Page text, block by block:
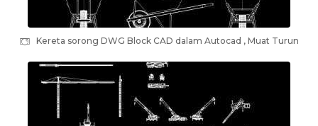
Kereta sorong DWG Block CAD dalam Autocad , Muat Turun